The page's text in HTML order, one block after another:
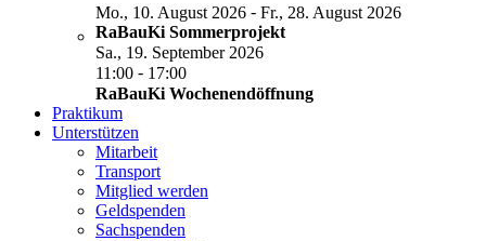
Mo., 10. August 2026 - Fr., 28. August 2026
RaBauKi Sommerprojekt
Sa., 19. September 2026
11:00 - 17:00
RaBauKi Wochenendöffnung
Praktikum
Unterstützen
Mitarbeit
Transport
Mitglied werden
Geldspenden
Sachspenden